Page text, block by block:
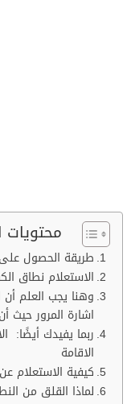
محتويات
طريقة الحصول
الاستعلام نطاق
وهنا يجب العلم أن
اشارة المرور حيث
ربما يفيدك أيضًا:
الاقامة
كيفية
لماذا القلق من